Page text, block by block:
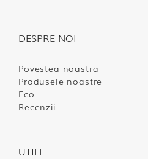
DESPRE NOI
Povestea noastra
Produsele noastre
Eco
Recenzii
UTILE